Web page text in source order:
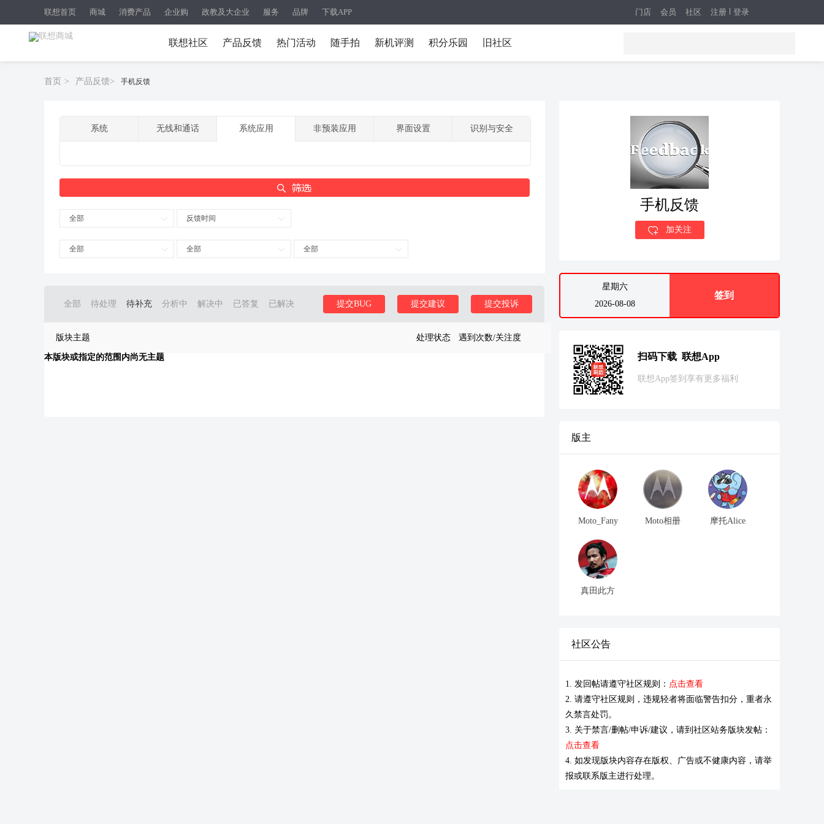
联想首页 商城 消费产品 企业购 政教及大企业 服务 品牌 下载APP 注册 登录
门店 会员 社区
联想社区 产品反馈 热门活动 随手拍 新机评测 积分乐园 旧社区
首页 > 产品反馈> 手机反馈
系统 无线和通话 系统应用 非预装应用 界面设置 识别与安全
全部 反馈时间
全部 全部 全部
全部 待处理 待补充 分析中 解决中 已答复 已解决 提交投诉
提交建议
提交BUG
版块主题 处理状态 遇到次数/关注度
本版块或指定的范围内尚无主题
手机反馈
加关注
星期六
2026-08-08
签到
扫码下载 联想App
联想App签到享有更多福利
版主
Moto_Fany Moto相册 摩托Alice
真田此方
社区公告
1. 发回帖请遵守社区规则： 点击查看
2. 请遵守社区规则，违规轻者将面临警告扣分，重者永
久禁言处罚。
3. 关于禁言/删帖/申诉/建议，请到社区站务版块发帖：
点击查看
4. 如发现版块内容存在版权、广告或不健康内容，请举
报或联系版主进行处理。